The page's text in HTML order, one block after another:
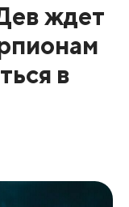
ждет
в